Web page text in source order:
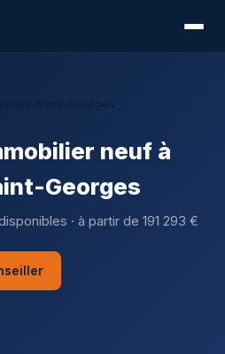
neuf à
Georges
· à partir de 191 293 €